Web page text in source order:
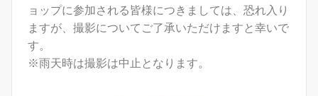
ョップに参加される皆様につきましては、恐れ入り
ますが、撮影についてご了承いただけますと幸いで
す。
※雨天時は撮影は中止となります。